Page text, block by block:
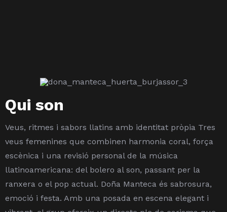
Qui son
Veus, ritmes i sabors llatins amb identitat pròpia Tres
veus femenines que combinen harmonia coral, força
escènica i una revisió personal de la música
llatinoamericana: del bolero al son, passant per la
ranxera o el pop actual. Doña Manteca és sabrosura,
emoció i festa. Amb una posada en escena elegant i